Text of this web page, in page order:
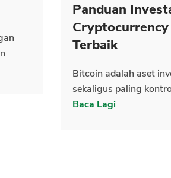
Panduan
Terbaik
Bitcoin adalah aset
sekaligus paling
Baca Lagi